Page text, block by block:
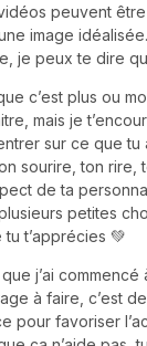
peuvent
image
je peux te dire
c’est plus ou
mais je
sur ce que tu
sourire, ton rire,
de ta
petites
t’apprécies 💚
j’ai
à faire, c’est
pour favoriser